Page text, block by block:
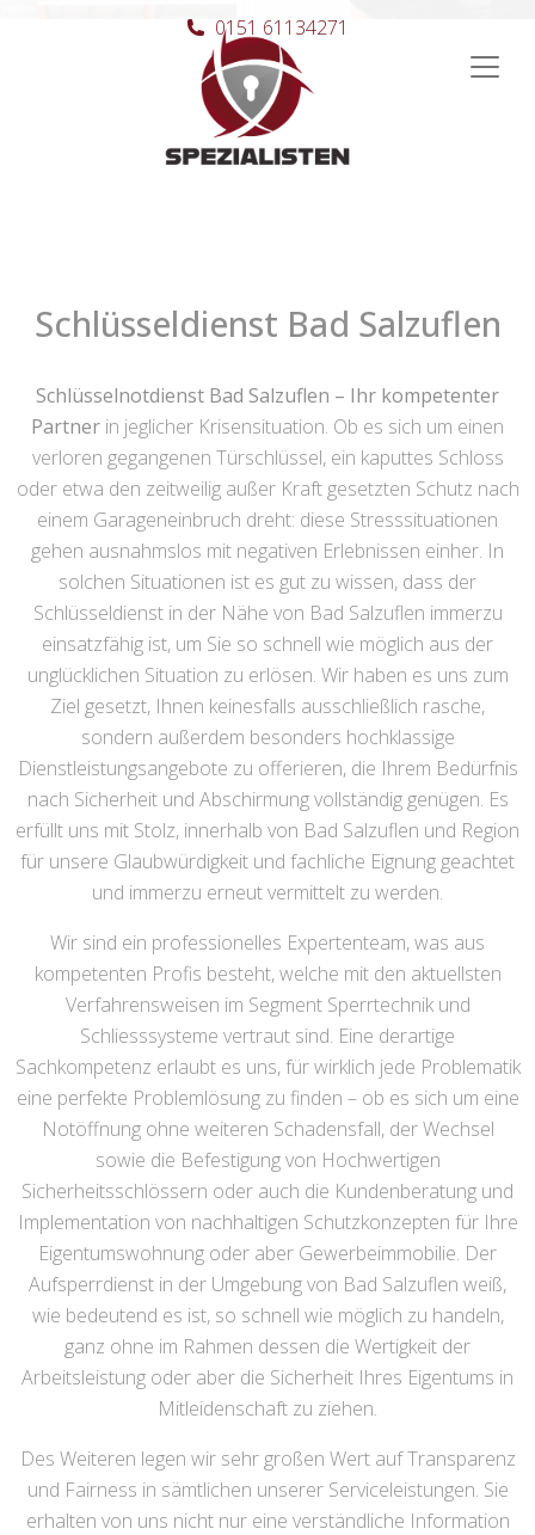
Hauptnavigation
0151 61134271
Schlüsseldienst Bad Salzuflen
Schlüsselnotdienst Bad Salzuflen – Ihr kompetenter
Partner in jeglicher Krisensituation. Ob es sich um einen
verloren gegangenen Türschlüssel, ein kaputtes Schloss
oder etwa den zeitweilig außer Kraft gesetzten Schutz nach
einem Garageneinbruch dreht: diese Stresssituationen
gehen ausnahmslos mit negativen Erlebnissen einher. In
solchen Situationen ist es gut zu wissen, dass der
Schlüsseldienst in der Nähe von Bad Salzuflen immerzu
einsatzfähig ist, um Sie so schnell wie möglich aus der
unglücklichen Situation zu erlösen. Wir haben es uns zum
Ziel gesetzt, Ihnen keinesfalls ausschließlich rasche,
sondern außerdem besonders hochklassige
Dienstleistungsangebote zu offerieren, die Ihrem Bedürfnis
nach Sicherheit und Abschirmung vollständig genügen. Es
erfüllt uns mit Stolz, innerhalb von Bad Salzuflen und Region
für unsere Glaubwürdigkeit und fachliche Eignung geachtet
und immerzu erneut vermittelt zu werden.
Wir sind ein professionelles Expertenteam, was aus
kompetenten Profis besteht, welche mit den aktuellsten
Verfahrensweisen im Segment Sperrtechnik und
Schliesssysteme vertraut sind. Eine derartige
Sachkompetenz erlaubt es uns, für wirklich jede Problematik
eine perfekte Problemlösung zu finden – ob es sich um eine
Notöffnung ohne weiteren Schadensfall, der Wechsel
sowie die Befestigung von Hochwertigen
Sicherheitsschlössern oder auch die Kundenberatung und
Implementation von nachhaltigen Schutzkonzepten für Ihre
Eigentumswohnung oder aber Gewerbeimmobilie. Der
Aufsperrdienst in der Umgebung von Bad Salzuflen weiß,
wie bedeutend es ist, so schnell wie möglich zu handeln,
ganz ohne im Rahmen dessen die Wertigkeit der
Arbeitsleistung oder aber die Sicherheit Ihres Eigentums in
Mitleidenschaft zu ziehen.
Des Weiteren legen wir sehr großen Wert auf Transparenz
und Fairness in sämtlichen unserer Serviceleistungen. Sie
erhalten von uns nicht nur eine verständliche Information